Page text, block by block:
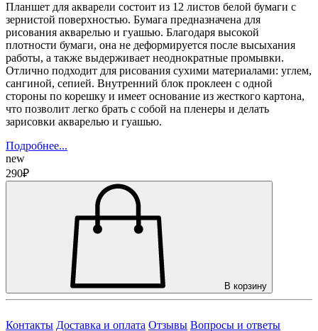
Планшет для акварели состоит из 12 листов белой бумаги с
зернистой поверхностью. Бумага предназначена для
рисования акварелью и гуашью. Благодаря высокой
плотности бумаги, она не деформируется после высыхания
работы, а также выдерживает неоднократные промывки.
Отлично подходит для рисования сухими материалами: углем,
сангиной, сепией. Внутренний блок проклеен с одной
стороны по корешку и имеет основание из жесткого картона,
что позволит легко брать с собой на пленеры и делать
зарисовки акварелью и гуашью.
Подробнее...
new
290₽
В корзину
Контакты Доставка и оплата Отзывы Вопросы и ответы